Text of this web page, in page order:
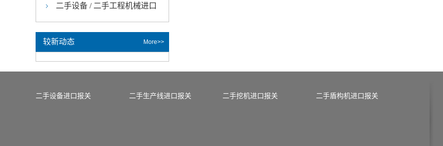
二手设备 / 二手工程机械进口
较新动态 More>>
二手设备进口报关 二手生产线进口报关 二手挖机进口报关 二手盾构机进口报关